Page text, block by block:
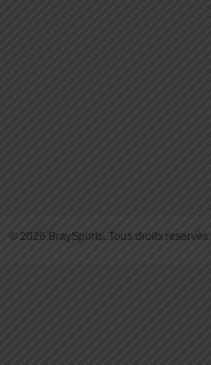
© 2026 BraySports. Tous droits reservés.